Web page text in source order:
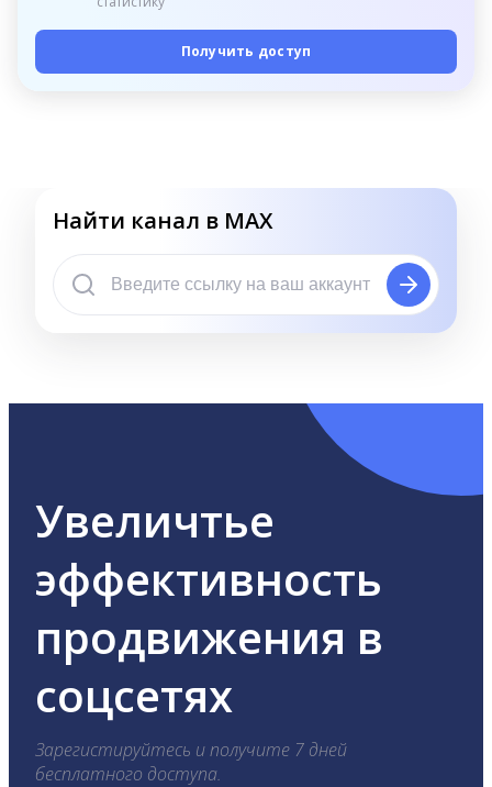
Получить доступ
Найти канал в MAX
Увеличтье
эффективность
продвижения в
соцсетях
Зарегистируйтесь и получите 7 дней
бесплатного доступа.